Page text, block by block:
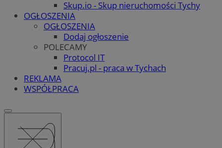
Skup.io - Skup nieruchomości Tychy
OGŁOSZENIA
OGŁOSZENIA
Dodaj ogłoszenie
POLECAMY
Protocol IT
Pracuj.pl - praca w Tychach
REKLAMA
WSPÓŁPRACA